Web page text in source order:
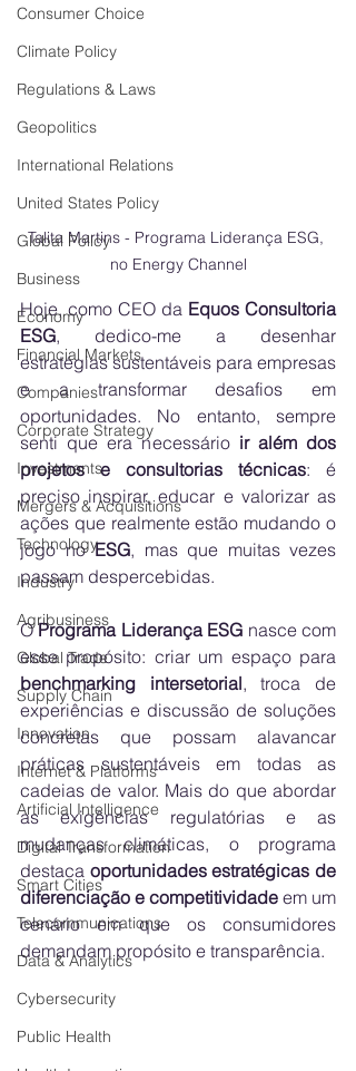
Consumer Choice
Climate Policy
Regulations & Laws
Geopolitics
International Relations
United States Policy
Global Policy
Business
Economy
Financial Markets
Companies
Corporate Strategy
Investments
Mergers & Acquisitions
Technology
Industry
Agribusiness
Global Trade
Supply Chain
Innovation
Internet & Platforms
Artificial Intelligence
Digital Transformation
Smart Cities
Telecommunications
Data & Analytics
Cybersecurity
Public Health
Talita Martins - Programa Liderança ESG,
no Energy Channel
Hoje, como CEO da Equos Consultoria
ESG, dedico-me a desenhar
estratégias sustentáveis para empresas
e a transformar desafios em
oportunidades. No entanto, sempre
senti que era necessário ir além dos
projetos e consultorias técnicas: é
preciso inspirar, educar e valorizar as
ações que realmente estão mudando o
jogo no ESG, mas que muitas vezes
passam despercebidas.
O Programa Liderança ESG nasce com
benchmarking intersetorial, troca de
experiências e discussão de soluções
concretas que possam alavancar
práticas sustentáveis em todas as
cadeias de valor. Mais do que abordar
as exigências regulatórias e as
mudanças climáticas, o programa
destaca oportunidades estratégicas de
diferenciação e competitividade em um
cenário em que os consumidores
demandam propósito e transparência.